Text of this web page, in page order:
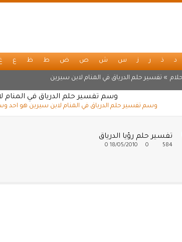
د ذ ر ز س ش ص ض ط ظ ع
» تفسير حلم الدرياق في المنام لابن سيرين
وسم تفسير حلم الدرياق في المنام
وسم تفسير حلم الدرياق في المنام لابن سيرين هو احد
تفسير حلم رؤيا الدرياق
584
18/05/2010
0